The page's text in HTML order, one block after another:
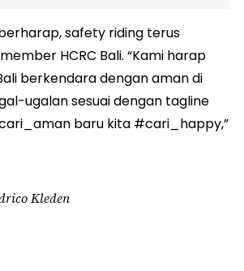
safety riding terus
HCRC Bali. “Kami harap
berkendara dengan aman di
ugalan sesuai dengan tagline
baru kita #cari_happy,”
Kleden